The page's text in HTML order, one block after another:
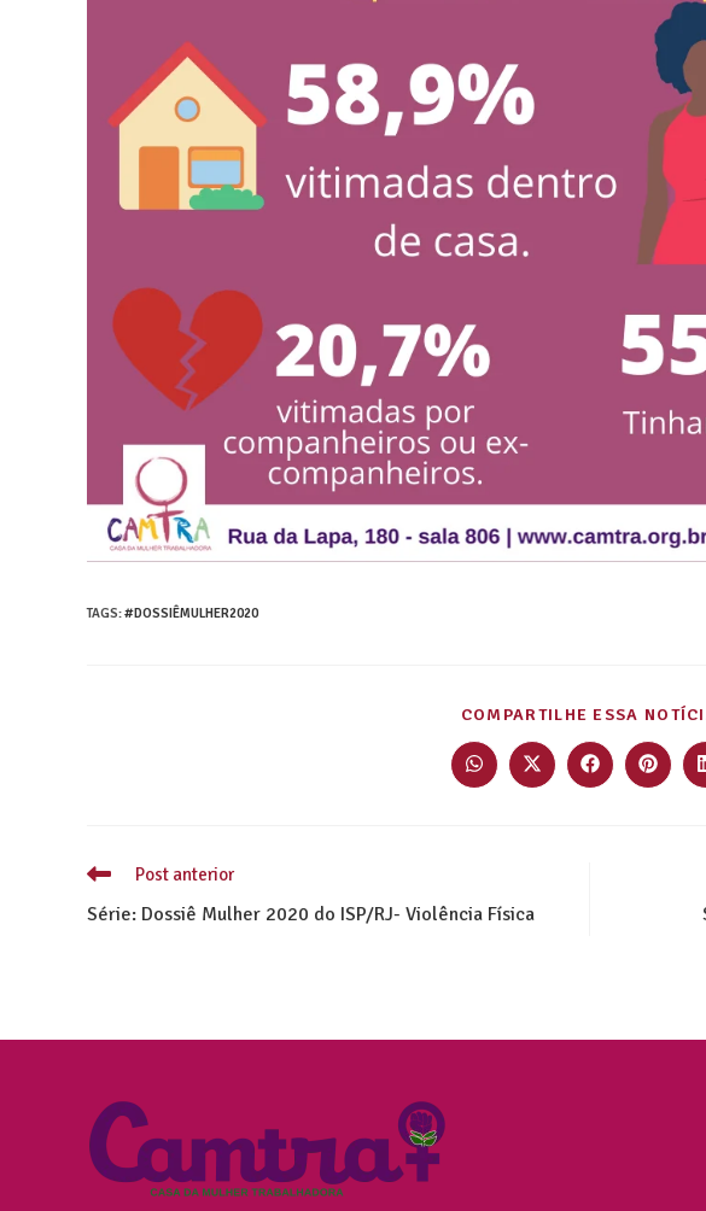
TAGS:#DOSSIÊMULHER2020
COMPARTILHE ESSA
Post anterior
Série: Dossiê Mulher 2020 do ISP/RJ- Violência Física